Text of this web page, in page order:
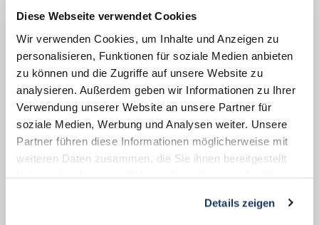
Diese Webseite verwendet Cookies
Wir verwenden Cookies, um Inhalte und Anzeigen zu
personalisieren, Funktionen für soziale Medien anbieten
zu können und die Zugriffe auf unsere Website zu
analysieren. Außerdem geben wir Informationen zu Ihrer
Verwendung unserer Website an unsere Partner für
soziale Medien, Werbung und Analysen weiter. Unsere
Partner führen diese Informationen möglicherweise mit
weiteren Daten zusammen, die Sie ihnen bereitgestellt
Details zeigen
mussten insgesamt etwa 9.000 Häftlinge aus
über 20 Ländern ein Stollensystem in einem
Berg bei Happurg für die geplante
unterirdische Flugzeugmotorenfabrik
bauen. Ungefähr 4.000 Häftlinge starben im
Doppellager Hersbruck/Happurg. Die SS
räumte das Lager im April 1945 und
verschleppte die Häftlinge in Richtung
Alle Termine sowie weitere Informationen